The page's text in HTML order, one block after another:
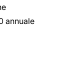
annuale